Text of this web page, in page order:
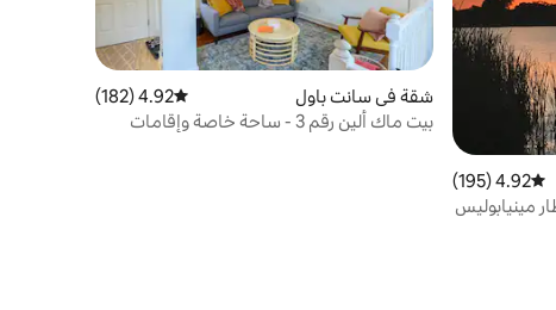
متوسط التقييم 4.92 من 5، 195 مراجعات
4.92 (195)
مينيابوليس
شقة في سانت باول متوسط التقييم 4.92 من 5، 182 مراجعات
4.92 (182)
بيت ماك ألين رقم 3 - ساحة خاصة وإقامات